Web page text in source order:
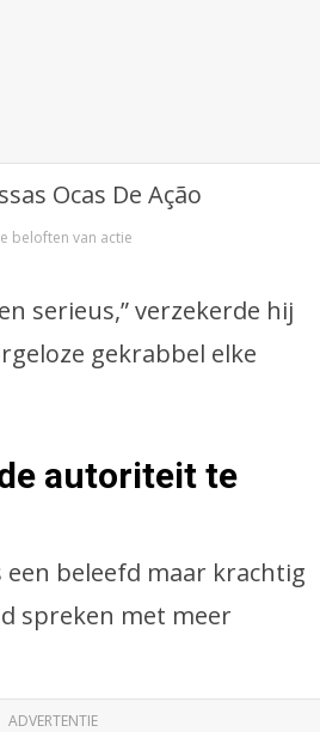
beloften van actie
serieus,” verzekerde hij
gekrabbel elke
autoriteit te
beleefd maar krachtig
spreken met meer
ADVERTENTIE